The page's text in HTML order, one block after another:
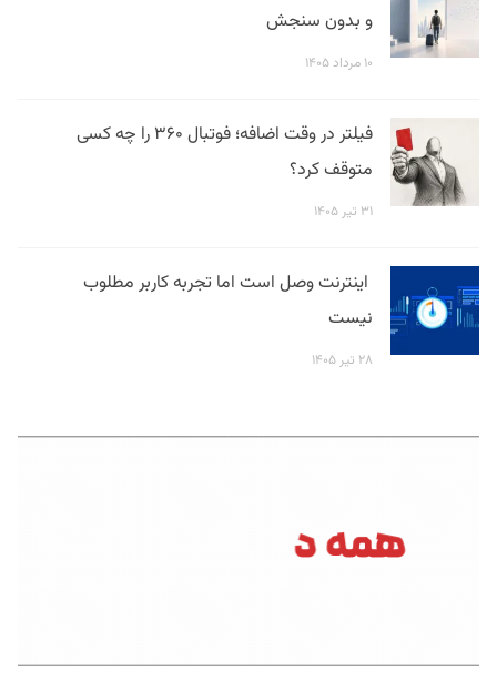
و بدون سنجش
۱۰ مرداد ۱۴۰۵
فیلتر در وقت اضافه؛ فوتبال ۳۶۰ را چه کسی
متوقف کرد؟
۳۱ تیر ۱۴۰۵
اینترنت وصل است اما تجربه کاربر مطلوب
نیست
۲۸ تیر ۱۴۰۵